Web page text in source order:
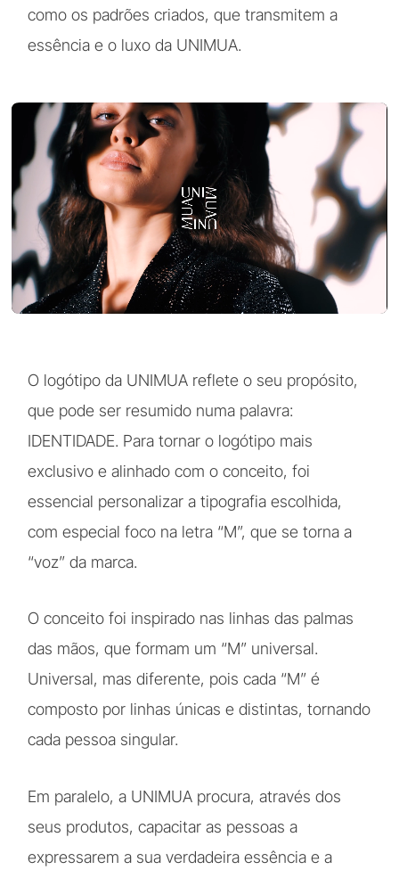
como os padrões criados, que transmitem a
essência e o luxo da UNIMUA.
O logótipo da UNIMUA reflete o seu propósito,
que pode ser resumido numa palavra:
IDENTIDADE. Para tornar o logótipo mais
exclusivo e alinhado com o conceito, foi
essencial personalizar a tipografia escolhida,
com especial foco na letra “M”, que se torna a
“voz” da marca.
O conceito foi inspirado nas linhas das palmas
das mãos, que formam um “M” universal.
Universal, mas diferente, pois cada “M” é
composto por linhas únicas e distintas, tornando
cada pessoa singular.
Em paralelo, a UNIMUA procura, através dos
seus produtos, capacitar as pessoas a
expressarem a sua verdadeira essência e a